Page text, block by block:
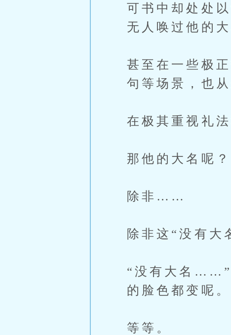
可书中却处处
无人唤过他的大
甚至在一些极
句等场景，也
在极其重视礼
那他的大名呢？
除非……
除非这“没有大
“没有大名……”
的脸色都变呢。
等等。